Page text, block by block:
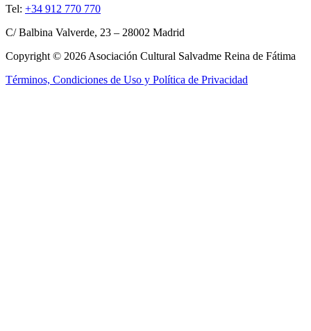
Tel: +34 912 770 770
C/ Balbina Valverde, 23 – 28002 Madrid
Copyright © 2026 Asociación Cultural Salvadme Reina de Fátima
Términos, Condiciones de Uso y Política de Privacidad